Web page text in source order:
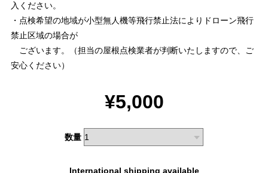
入ください。
・点検希望の地域が小型無人機等飛行禁止法によりドローン飛行
禁止区域の場合が
ございます。（担当の屋根点検業者が判断いたしますので、ご
安心ください）
¥5,000
数量
International shipping available